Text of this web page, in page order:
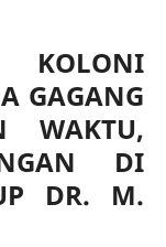
KOLONI
GAGANG
WAKTU,
DI
DR. M.